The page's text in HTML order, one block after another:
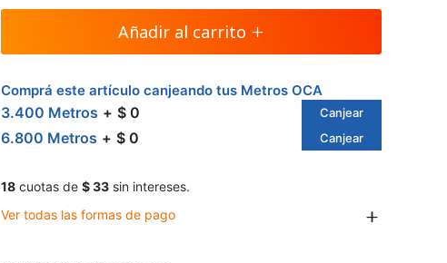
Añadir al carrito
Comprá este artículo canjeando tus Metros OCA
3.400 Metros $ 0 Canjear
6.800 Metros $ 0 Canjear
18 cuotas de $ 33 sin intereses.
Ver todas las formas de pago